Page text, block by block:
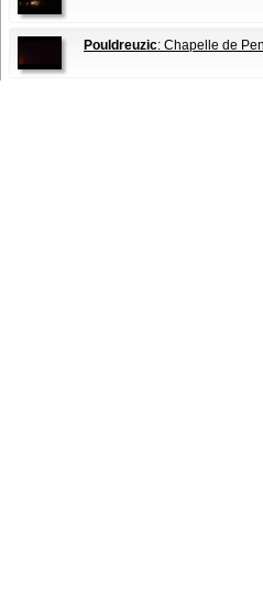
Pouldreuzic: Chapelle de